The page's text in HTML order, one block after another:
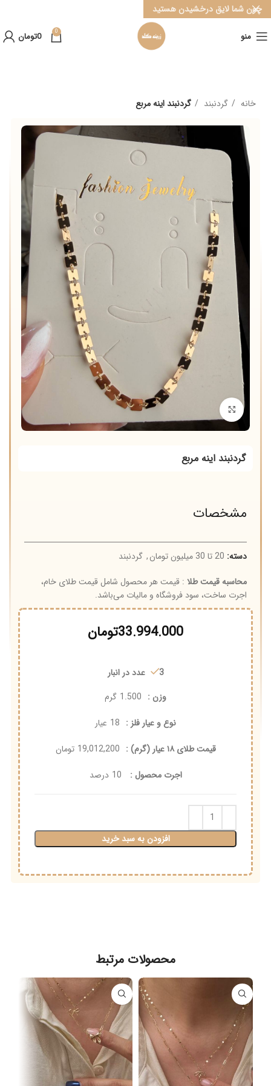
منو 0
0تومان
خانه گردنبند گردنبند اینه مربع
برای بزرگنمایی کلیک کنید
گردنبند اینه مربع
مشخصات
دسته: 20 تا 30 میلیون تومان , گردنبند
محاسبه قیمت طلا : قیمت هر محصول شامل قیمت طلای خام،
اجرت ساخت، سود فروشگاه و مالیات می‌باشد.
33.994.000تومان
3 عدد در انبار
وزن : 1.500 گرم
نوع و عیار فلز : 18 عیار
قیمت طلای ۱۸ عیار (گرم) :
19,012,200 تومان
اجرت محصول :
10 درصد
افزودن به سبد خرید
محصولات مرتبط
چون شما لایق درخشیدن هستید